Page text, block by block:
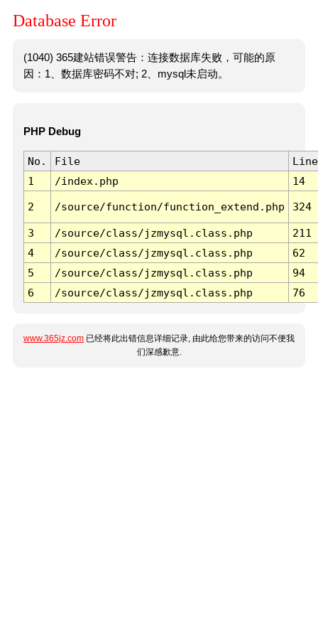
Database Error
(1040) 365建站错误警告：连接数据库失败，可能的原
因：1、数据库密码不对; 2、mysql未启动。
PHP Debug
No. File
Line
1
/index.php 14
2 /source/function/function_extend.php 324
3 /source/class/jzmysql.class.php
211
4
/source/class/jzmysql.class.php
62
5
/source/class/jzmysql.class.php
94
6
/source/class/jzmysql.class.php 76
www.365jz.com 已经将此出错信息详细记录, 由此给您带来的访问不便我
们深感歉意.